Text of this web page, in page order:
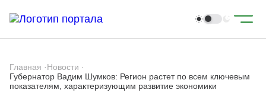
Главная ·Новости ·
Губернатор Вадим Шумков: Регион растет по всем ключевым
показателям, характеризующим развитие экономики